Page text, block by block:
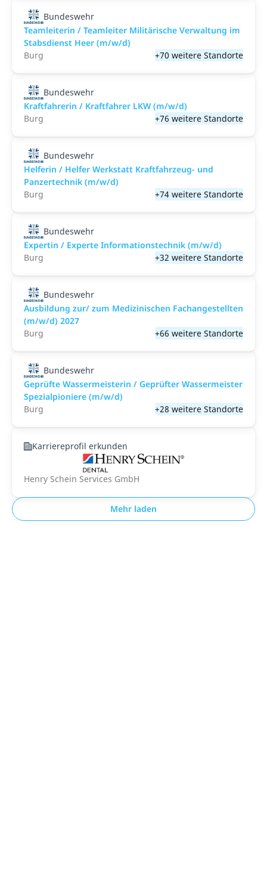
Bundeswehr
Teamleiterin / Teamleiter Militärische Verwaltung im
Stabsdienst Heer (m/w/d)
Burg
+70 weitere Standorte
Bundeswehr
Kraftfahrerin / Kraftfahrer LKW (m/w/d)
Burg
+76 weitere Standorte
Bundeswehr
Helferin / Helfer Werkstatt Kraftfahrzeug- und
Panzertechnik (m/w/d)
Burg
+74 weitere Standorte
Bundeswehr
Expertin / Experte Informationstechnik (m/w/d)
Burg
+32 weitere Standorte
Bundeswehr
Ausbildung zur/ zum Medizinischen Fachangestellten
(m/w/d) 2027
Burg
+66 weitere Standorte
Bundeswehr
Geprüfte Wassermeisterin / Geprüfter Wassermeister
Spezialpioniere (m/w/d)
Burg
+28 weitere Standorte
Karriereprofil erkunden
Henry Schein Services GmbH
Mehr laden